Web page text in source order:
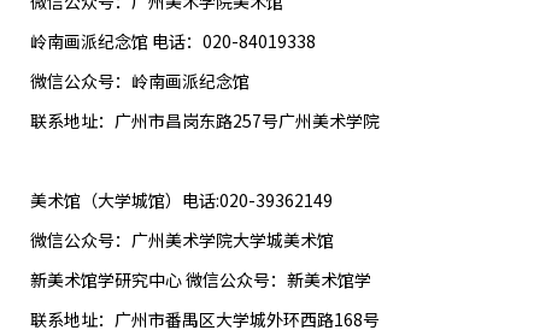
岭南画派纪念馆 电话：020-84019338
微信公众号：岭南画派纪念馆
联系地址：广州市昌岗东路257号广州美术学院
美术馆（大学城馆）电话:020-39362149
微信公众号：广州美术学院大学城美术馆
新美术馆学研究中心 微信公众号：新美术馆学
联系地址：广州市番禺区大学城外环西路168号